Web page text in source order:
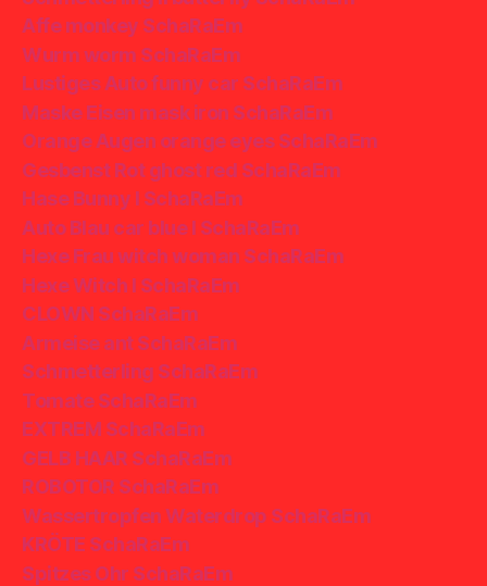
Affe monkey SchaRaEm
Wurm worm SchaRaEm
Lustiges Auto funny car SchaRaEm
Maske Eisen mask iron SchaRaEm
Orange Augen orange eyes SchaRaEm
Gesbenst Rot ghost red SchaRaEm
Hase Bunny I SchaRaEm
Auto Blau car blue I SchaRaEm
Hexe Frau witch woman SchaRaEm
Hexe Witch I SchaRaEm
CLOWN SchaRaEm
Armeise ant SchaRaEm
Schmetterling SchaRaEm
Tomate SchaRaEm
EXTREM SchaRaEm
GELB HAAR SchaRaEm
ROBOTOR SchaRaEm
Wassertropfen Waterdrop SchaRaEm
KRÖTE SchaRaEm
Spitzes Ohr SchaRaEm